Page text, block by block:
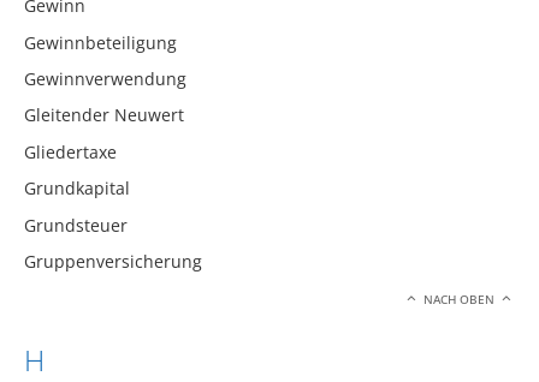
Gewinn
Gewinnbeteiligung
Gewinnverwendung
Gleitender Neuwert
Gliedertaxe
Grundkapital
Grundsteuer
Gruppenversicherung
NACH OBEN
H